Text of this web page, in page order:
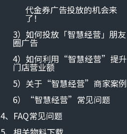
代金券广告投放的机会来
了！
3）如何投放「智慧经营」朋友
圈广告
4）如何利用“智慧经营”提升
门店营业额
5）关于“智慧经营”商家案例
6）“智慧经营”常见问题
4、FAQ常见问题